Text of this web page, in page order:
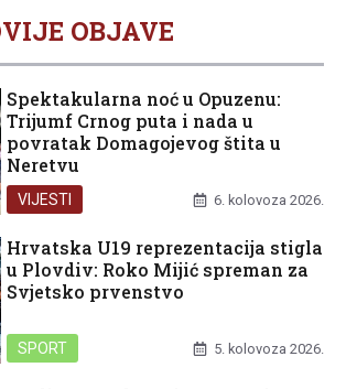
OBJAVE
Spektakularna noć u Opuzenu:
Trijumf Crnog puta i nada u
povratak Domagojevog štita u
Neretvu
VIJESTI 6. kolovoza 2026.
Hrvatska U19 reprezentacija stigla
u Plovdiv: Roko Mijić spreman za
Svjetsko prvenstvo
SPORT 5. kolovoza 2026.